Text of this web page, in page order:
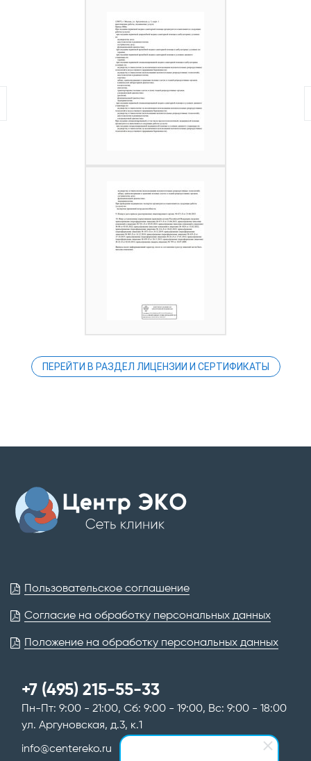
ПЕРЕЙТИ В РАЗДЕЛ ЛИЦЕНЗИИ И СЕРТИФИКАТЫ
Пользовательское соглашение
Согласие на обработку персональных данных
Положение на обработку персональных данных
+7 (495) 215-55-33
Пн-Пт: 9:00 - 21:00, Сб: 9:00 - 19:00, Вс: 9:00 - 18:00
ул. Аргуновская, д.3, к.1
info@centereko.ru